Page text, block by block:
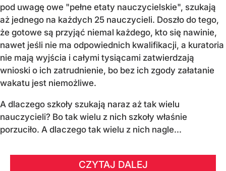
pod uwagę owe "pełne etaty nauczycielskie", szukają
aż jednego na każdych 25 nauczycieli. Doszło do tego,
że gotowe są przyjąć niemal każdego, kto się nawinie,
nawet jeśli nie ma odpowiednich kwalifikacji, a kuratoria
nie mają wyjścia i całymi tysiącami zatwierdzają
wnioski o ich zatrudnienie, bo bez ich zgody załatanie
wakatu jest niemożliwe.
A dlaczego szkoły szukają naraz aż tak wielu
nauczycieli? Bo tak wielu z nich szkoły właśnie
porzuciło. A dlaczego tak wielu z nich nagle...
CZYTAJ DALEJ